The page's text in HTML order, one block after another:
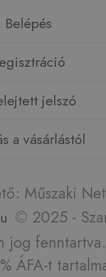
Belépés
jelszó
a vásárlástól
Műszaki
© 2025 -
jog fenntartva.
ÁFA-t